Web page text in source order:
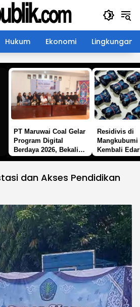
Hukum Ekonomi Lingkungan
PT Maruwai Coal Gelar
Program Digital
Berdaya 2026, Bekali
Keterampilan
Residivis di
Mangkubumi
Kembali
Tangan
dan Akses Pendidikan